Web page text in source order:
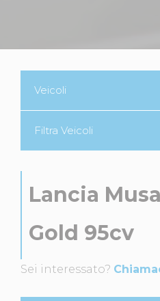
Veicoli
Filtra Veicoli
Lancia
Gold 95cv
Sei interessato?